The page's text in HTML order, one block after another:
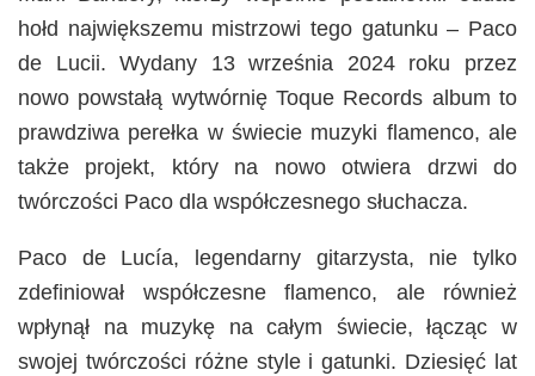
hołd największemu mistrzowi tego gatunku – Paco
de Lucii. Wydany 13 września 2024 roku przez
nowo powstałą wytwórnię Toque Records album to
prawdziwa perełka w świecie muzyki flamenco, ale
także projekt, który na nowo otwiera drzwi do
twórczości Paco dla współczesnego słuchacza.
Paco de Lucía, legendarny gitarzysta, nie tylko
zdefiniował współczesne flamenco, ale również
wpłynął na muzykę na całym świecie, łącząc w
swojej twórczości różne style i gatunki. Dziesięć lat